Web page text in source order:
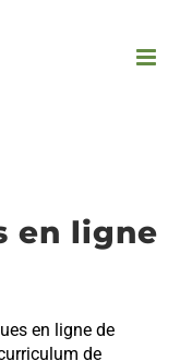
en ligne
en ligne de
de